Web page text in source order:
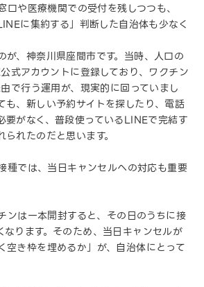
口や医療機関での受付を残しつつも、
に集約する」判断した自治体も少なく
が、神奈川県座間市です。当時、人口の
式アカウントに登録しており、ワクチン
で行う運用が、現実的に回っていまし
も、新しい予約サイトを探したり、電話
要がなく、普段使っているLINEで完結す
れたのだと思います。
種では、当日キャンセルへの対応も重要
ンは一本開封すると、その日のうちに接
なります。そのため、当日キャンセルが
空き枠を埋めるか」が、自治体にとって